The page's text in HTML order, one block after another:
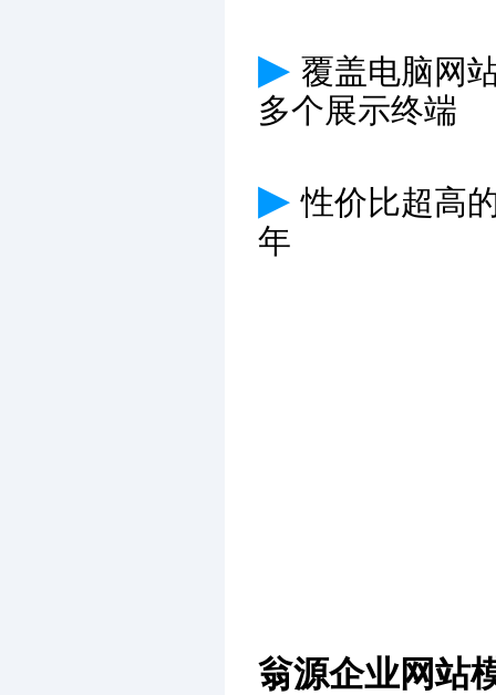
▶ 覆盖电脑网
多个展示终端
▶性价比超高
年
翁源企业网站